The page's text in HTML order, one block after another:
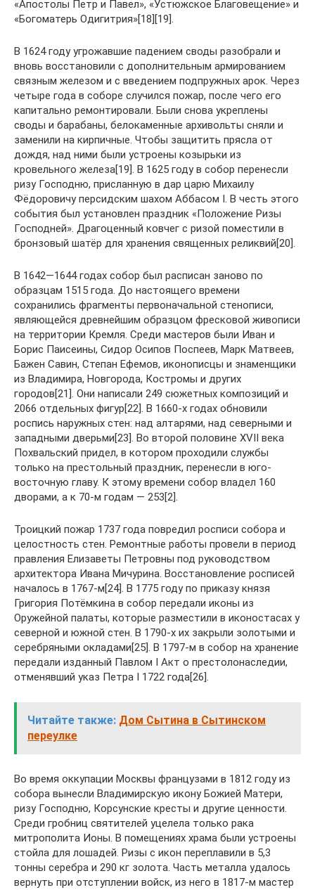
«Апостолы Петр и Павел», «Устюжское Благовещение» и
«Богоматерь Одигитрия»[18][19].
В 1624 году угрожавшие падением своды разобрали и
вновь восстановили с дополнительным армированием
связным железом и с введением подпружных арок. Через
четыре года в соборе случился пожар, после чего его
капитально ремонтировали. Были снова укреплены
своды и барабаны, белокаменные архивольты сняли и
заменили на кирпичные. Чтобы защитить прясла от
дождя, над ними были устроены козырьки из
кровельного железа[19]. В 1625 году в собор перенесли
ризу Господню, присланную в дар царю Михаилу
Фёдоровичу персидским шахом Аббасом I. В честь этого
события был установлен праздник «Положение Ризы
Господней». Драгоценный ковчег с ризой поместили в
бронзовый шатёр для хранения священных реликвий[20].
В 1642—1644 годах собор был расписан заново по
образцам 1515 года. До настоящего времени
сохранились фрагменты первоначальной стенописи,
являющейся древнейшим образцом фресковой живописи
на территории Кремля. Среди мастеров были Иван и
Борис Паисеины, Сидор Осипов Поспеев, Марк Матвеев,
Бажен Савин, Степан Ефемов, иконописцы и знаменщики
из Владимира, Новгорода, Костромы и других
городов[21]. Они написали 249 сюжетных композиций и
2066 отдельных фигур[22]. В 1660-х годах обновили
роспись наружных стен: над алтарями, над северными и
западными дверьми[23]. Во второй половине XVII века
Похвальский придел, в котором проходили службы
только на престольный праздник, перенесли в юго-
восточную главу. К этому времени собор владел 160
дворами, а к 70-м годам — 253[2].
Троицкий пожар 1737 года повредил росписи собора и
целостность стен. Ремонтные работы провели в период
правления Елизаветы Петровны под руководством
архитектора Ивана Мичурина. Восстановление росписей
началось в 1767-м[24]. В 1775 году по приказу князя
Григория Потёмкина в собор передали иконы из
Оружейной палаты, которые разместили в иконостасах у
северной и южной стен. В 1790-х их закрыли золотыми и
серебряными окладами[25]. В 1797-м в собор на хранение
передали изданный Павлом I Акт о престолонаследии,
отменявший указ Петра I 1722 года[26].
Читайте также: Дом Сытина в Сытинском
переулке
Во время оккупации Москвы французами в 1812 году из
собора вынесли Владимирскую икону Божией Матери,
ризу Господню, Корсунские кресты и другие ценности.
Среди гробниц святителей уцелела только рака
митрополита Ионы. В помещениях храма были устроены
стойла для лошадей. Ризы с икон переплавили в 5,3
тонны серебра и 290 кг золота. Часть металла удалось
вернуть при отступлении войск, из него в 1817-м мастер